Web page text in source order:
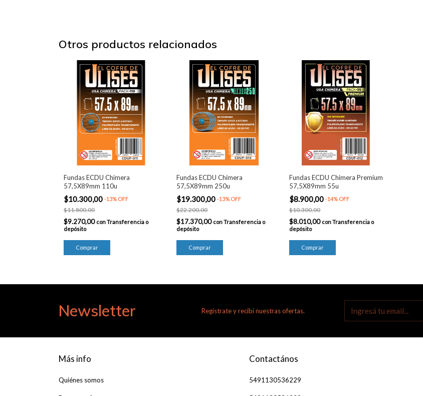
Otros productos relacionados
Fundas ECDU Chimera
57,5X89mm 110u
$10.300,00 -13% OFF
$11.800,00
$9.270,00 conTransferencia o
depósito
Fundas ECDU Chimera
57,5X89mm 250u
$19.300,00 -13% OFF
$22.200,00
$17.370,00 conTransferencia o
depósito
Fundas ECDU Chimera Premium
57,5X89mm 55u
$8.900,00 -14% OFF
$10.300,00
$8.010,00 conTransferencia o
depósito
Newsletter Registrate y recibí nuestras ofertas.
Más info
Quiénes somos
Contactános
5491130536229